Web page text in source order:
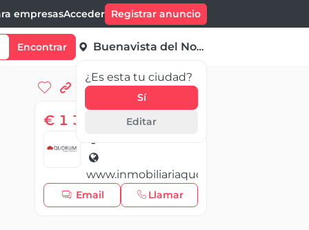
empresasAcceder Registrar anuncio
Encontrar Buenavista del Norte
¿Es esta tu ciudad?
Sí
Editar
€ 1 300,00
/ Mes
www.inmobiliariaquorum.com
Email Llamar